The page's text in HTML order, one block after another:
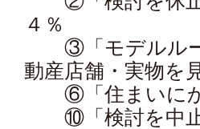
４％
③「モデルルー
動産店舗・実物を
⑥「住まいにか
⑩「検討を中止